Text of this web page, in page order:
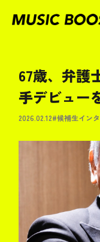
67歳、弁護
手デビュー
2026.02.12#候補生イン